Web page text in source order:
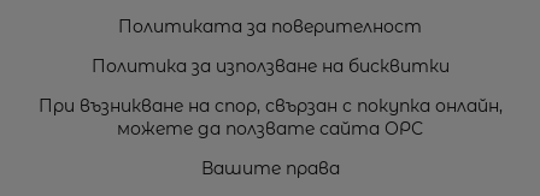
Политиката за поверителност
Политика за използване на бисквитки
При възникване на спор, свързан с покупка онлайн,
можете да ползвате сайта ОРС
Вашите права